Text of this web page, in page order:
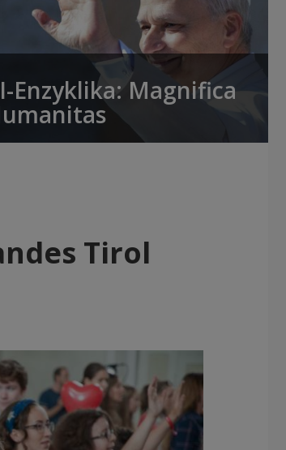
Enzyklika: Magnifica
Tirol